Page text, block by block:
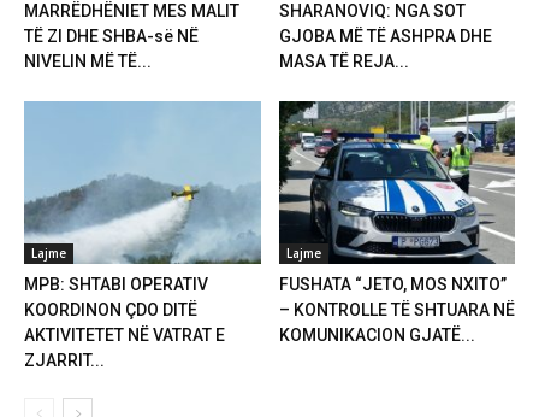
MARRËDHËNIET MES MALIT
TË ZI DHE SHBA-së NË
NIVELIN MË TË...
SHARANOVIQ: NGA SOT
GJOBA MË TË ASHPRA DHE
MASA TË REJA...
Lajme
MPB: SHTABI OPERATIV
KOORDINON ÇDO DITË
AKTIVITETET NË VATRAT E
ZJARRIT...
Lajme
FUSHATA “JETO, MOS NXITO”
– KONTROLLE TË SHTUARA NË
KOMUNIKACION GJATË...